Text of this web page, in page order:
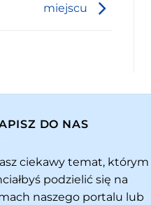
miejscu
DO NAS
ciekawy temat, którym
podzielić się na
naszego portalu lub